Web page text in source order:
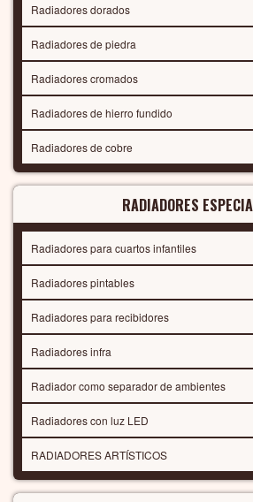
Radiadores dorados
Radiadores de piedra
Radiadores cromados
Radiadores de hierro fundido
Radiadores de cobre
RADIADORES
Radiadores para cuartos infantiles
Radiadores pintables
Radiadores para recibidores
Radiadores infra
Radiador como separador de ambientes
Radiadores con luz LED
RADIADORES ARTÍSTICOS